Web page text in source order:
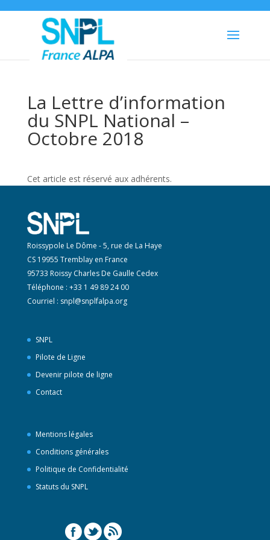
La Lettre d’information
du SNPL National –
Octobre 2018
Cet article est réservé aux adhérents.
Roissypole Le Dôme - 5, rue de La Haye
CS 19955 Tremblay en France
95733 Roissy Charles De Gaulle Cedex
Téléphone : +33 1 49 89 24 00
Courriel : snpl@snplfalpa.org
SNPL
Pilote de Ligne
Devenir pilote de ligne
Contact
Mentions légales
Conditions générales
Politique de Confidentialité
Statuts du SNPL